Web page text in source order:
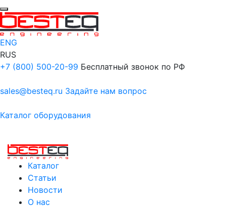
ENG
RUS
+7 (800) 500-20-99 Бесплатный звонок по РФ
sales@besteq.ru Задайте нам вопрос
Каталог оборудования
Каталог
Статьи
Новости
О нас